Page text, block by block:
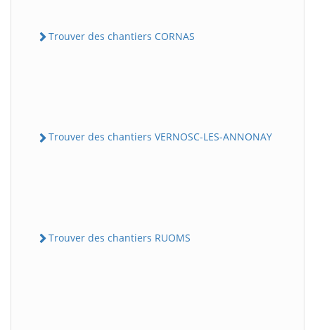
Trouver des chantiers CORNAS
Trouver des chantiers VERNOSC-LES-ANNONAY
Trouver des chantiers RUOMS